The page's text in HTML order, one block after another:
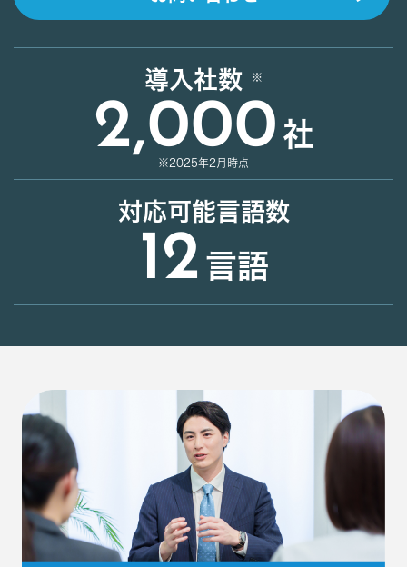
導入社数
2,000 社
※2025年2月時点
対応可能言語数
12 言語